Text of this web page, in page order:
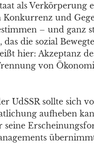
als Verkörperung
Konkurrenz und
– und ganz
die sozial
hier: Akzeptanz
von
UdSSR sollte sich
aufheben